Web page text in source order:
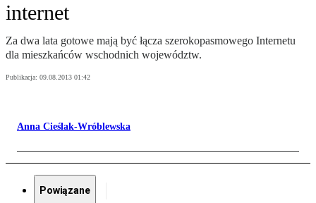
internet
Za dwa lata gotowe mają być łącza szerokopasmowego Internetu
dla mieszkańców wschodnich województw.
Publikacja: 09.08.2013 01:42
Anna Cieślak-Wróblewska
Powiązane